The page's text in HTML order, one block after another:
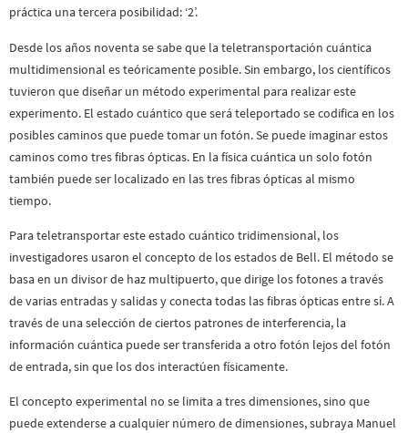
práctica una tercera posibilidad: ‘2’.
Desde los años noventa se sabe que la teletransportación cuántica
multidimensional es teóricamente posible. Sin embargo, los científicos
tuvieron que diseñar un método experimental para realizar este
experimento. El estado cuántico que será teleportado se codifica en los
posibles caminos que puede tomar un fotón. Se puede imaginar estos
caminos como tres fibras ópticas. En la física cuántica un solo fotón
también puede ser localizado en las tres fibras ópticas al mismo
tiempo.
Para teletransportar este estado cuántico tridimensional, los
investigadores usaron el concepto de los estados de Bell. El método se
basa en un divisor de haz multipuerto, que dirige los fotones a través
de varias entradas y salidas y conecta todas las fibras ópticas entre sí. A
través de una selección de ciertos patrones de interferencia, la
información cuántica puede ser transferida a otro fotón lejos del fotón
de entrada, sin que los dos interactúen físicamente.
El concepto experimental no se limita a tres dimensiones, sino que
puede extenderse a cualquier número de dimensiones, subraya Manuel